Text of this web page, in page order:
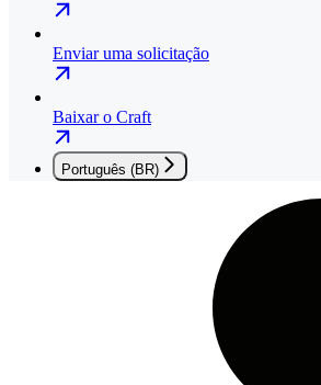
Enviar uma solicitação
Baixar o Craft
Português (BR)